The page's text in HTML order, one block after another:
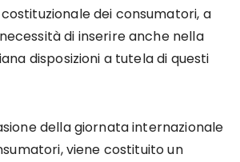
dei consumatori, a
di inserire anche nella
disposizioni a tutela di questi
della giornata internazionale
viene costituito un